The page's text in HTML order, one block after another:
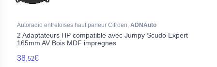
Autoradio entretoises haut parleur Citroen, ADNAuto
2 Adaptateurs HP compatible avec Jumpy Scudo Expert
165mm AV Bois MDF impregnes
38,52€